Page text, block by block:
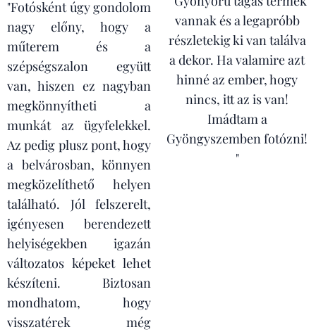
"Fotósként úgy gondolom
nagy előny, hogy a
műterem és a
szépségszalon együtt
van, hiszen ez nagyban
megkönnyítheti a
munkát az ügyfelekkel.
Az pedig plusz pont, hogy
a belvárosban, könnyen
megközelíthető helyen
található. Jól felszerelt,
igényesen berendezett
helyiségekben igazán
változatos képeket lehet
készíteni. Biztosan
mondhatom, hogy
visszatérek még
vannak és a legapróbb
részletekig ki van találva
a dekor. Ha valamire azt
hinné az ember, hogy
nincs, itt az is van!
Imádtam a
Gyöngyszemben fotózni!
"